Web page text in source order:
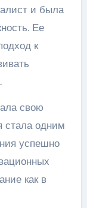
и была
Ее
к
свою
стала одним
успешно
как в